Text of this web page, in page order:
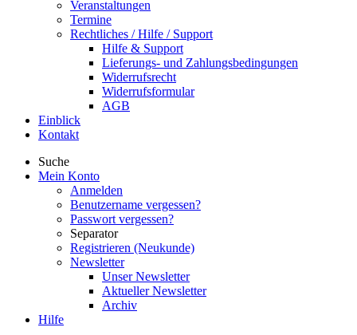
Veranstaltungen
Termine
Rechtliches / Hilfe / Support
Hilfe & Support
Lieferungs- und Zahlungsbedingungen
Widerrufsrecht
Widerrufsformular
AGB
Einblick
Kontakt
Suche
Mein Konto
Anmelden
Benutzername vergessen?
Passwort vergessen?
Separator
Registrieren (Neukunde)
Newsletter
Unser Newsletter
Aktueller Newsletter
Archiv
Hilfe